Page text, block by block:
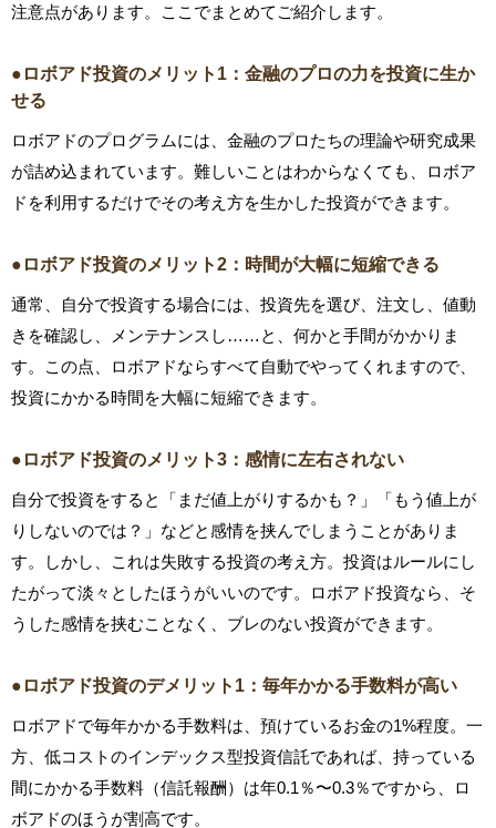
注意点があります。ここでまとめてご紹介します。
●ロボアド投資のメリット1：金融のプロの力を投資に生か
せる
ロボアドのプログラムには、金融のプロたちの理論や研究成果
が詰め込まれています。難しいことはわからなくても、ロボア
ドを利用するだけでその考え方を生かした投資ができます。
●ロボアド投資のメリット2：時間が大幅に短縮できる
通常、自分で投資する場合には、投資先を選び、注文し、値動
きを確認し、メンテナンスし……と、何かと手間がかかりま
す。この点、ロボアドならすべて自動でやってくれますので、
投資にかかる時間を大幅に短縮できます。
●ロボアド投資のメリット3：感情に左右されない
自分で投資をすると「まだ値上がりするかも？」「もう値上が
りしないのでは？」などと感情を挟んでしまうことがありま
す。しかし、これは失敗する投資の考え方。投資はルールにし
たがって淡々としたほうがいいのです。ロボアド投資なら、そ
うした感情を挟むことなく、ブレのない投資ができます。
●ロボアド投資のデメリット1：毎年かかる手数料が高い
ロボアドで毎年かかる手数料は、預けているお金の1%程度。一
方、低コストのインデックス型投資信託であれば、持っている
間にかかる手数料（信託報酬）は年0.1％〜0.3％ですから、ロ
ボアドのほうが割高です。